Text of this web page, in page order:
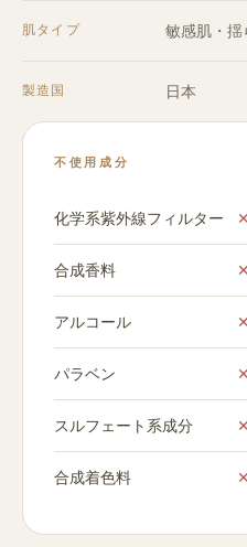
肌タイプ 敏感肌・
製造国 日本
不使用成分
化学系紫外線フィルター ✕
合成香料 ✕
アルコール ✕
パラベン ✕
スルフェート系成分 ✕
合成着色料 ✕